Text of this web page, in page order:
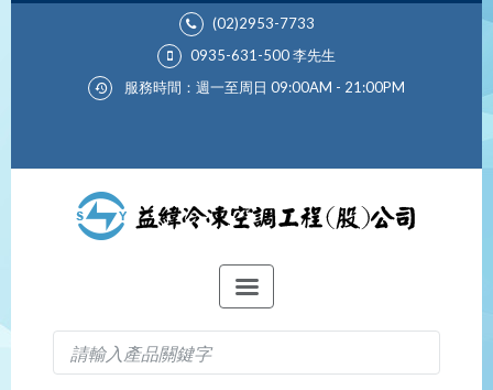
(02)2953-7733
0935-631-500李先生
服務時間：週一至周日 09:00AM - 21:00PM